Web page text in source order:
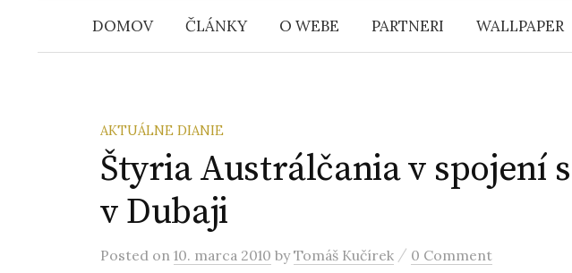
n
DOMOV ČLÁNKY O WEBE PARTNERI WALLPAPER
AKTUÁLNE DIANIE
Štyria Austrálčania v spojení
v Dubaji
Posted on 10. marca 2010 byTomáš Kučírek / 0 Comment